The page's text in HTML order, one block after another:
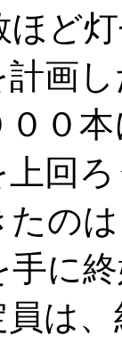
ど
画
０
回
たの
手に
は